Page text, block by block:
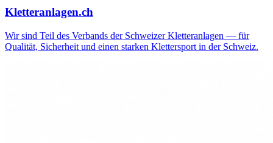
Kletteranlagen.ch
Wir sind Teil des Verbands der Schweizer Kletteranlagen — für
Qualität, Sicherheit und einen starken Klettersport in der Schweiz.